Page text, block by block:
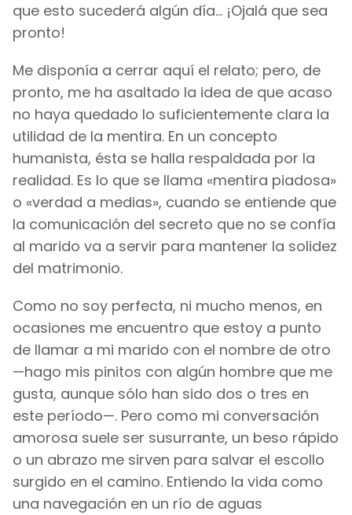
que esto sucederá algún día... ¡Ojalá que sea
pronto!
Me disponía a cerrar aquí el relato; pero, de
pronto, me ha asaltado la idea de que acaso
no haya quedado lo suficientemente clara la
utilidad de la mentira. En un concepto
humanista, ésta se halla respaldada por la
realidad. Es lo que se llama «mentira piadosa»
o «verdad a medias», cuando se entiende que
la comunicación del secreto que no se confía
al marido va a servir para mantener la solidez
del matrimonio.
Como no soy perfecta, ni mucho menos, en
ocasiones me encuentro que estoy a punto
de llamar a mi marido con el nombre de otro
—hago mis pinitos con algún hombre que me
gusta, aunque sólo han sido dos o tres en
este período—. Pero como mi conversación
amorosa suele ser susurrante, un beso rápido
o un abrazo me sirven para salvar el escollo
surgido en el camino. Entiendo la vida como
una navegación en un río de aguas